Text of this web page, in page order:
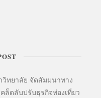
ทยาลัย จัดสัมมนาทาง
ล็ดลับปรับธุรกิจท่องเที่ยว